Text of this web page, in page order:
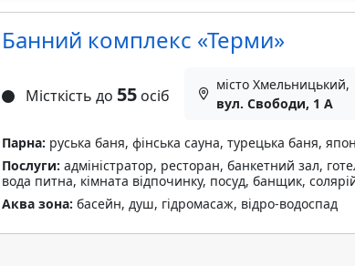
Банний комплекс «Терми»
Місткість до 55осіб
місто Хмельницький,
вул. Свободи, 1 А
Парна: руська баня, фінська сауна, турецька баня,
Послуги: адміністратор, ресторан, банкетний зал,
вода питна, кімната відпочинку, посуд, банщик,
Аква зона: басейн, душ, гідромасаж, відро-водоспад